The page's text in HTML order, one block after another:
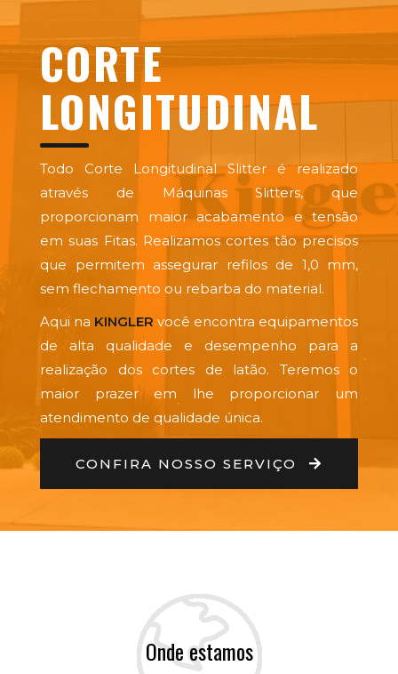
CORTE
LONGITUDINAL
Todo Corte Longitudinal Slitter é realizado
através de Máquinas Slitters, que
proporcionam maior acabamento e tensão
em suas Fitas. Realizamos cortes tão precisos
que permitem assegurar refilos de 1,0 mm,
sem flechamento ou rebarba do material.
Aqui na KINGLER você encontra equipamentos
de alta qualidade e desempenho para a
realização dos cortes de latão. Teremos o
maior prazer em lhe proporcionar um
atendimento de qualidade única.
CONFIRA NOSSO SERVIÇO
Onde estamos